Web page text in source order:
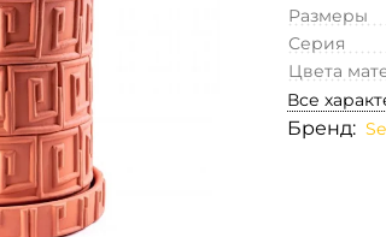
Размеры
Серия
Цвета
Все
Бренд: